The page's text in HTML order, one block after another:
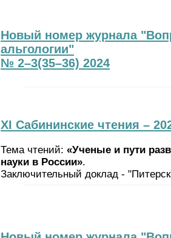
Новый номер журнала
альгологии"
№ 2–3(35–36) 2024
XI Сабининские чтения –
Тема чтений: «Ученые и пути
науки в России».
Заключительный доклад -